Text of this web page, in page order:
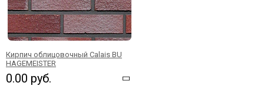
Кирпич облицовочный Calais BU
HAGEMEISTER
0.00 руб.